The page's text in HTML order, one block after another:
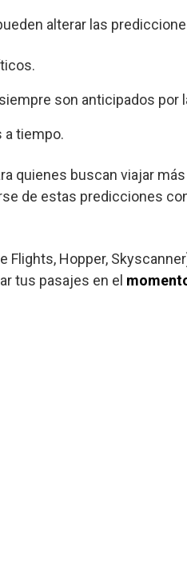
alterar las
son anticipados por
a tiempo.
quienes buscan viajar
de estas predicciones
Hopper,
tus pasajes en el